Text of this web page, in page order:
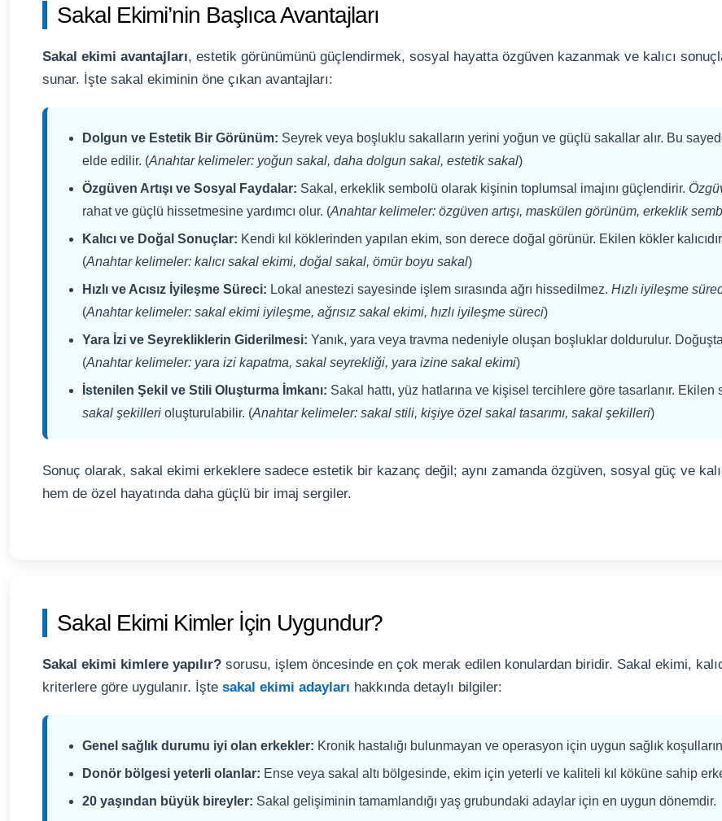
Sakal Ekimi’nin Başlıca Avantajları
Sakal ekimi avantajları, estetik görünümünü güçlendirmek, sosyal hayatta özgüven kazanmak ve kalıcı
sunar. İşte sakal ekiminin öne çıkan avantajları:
Dolgun ve Estetik Bir Görünüm: Seyrek veya boşluklu sakalların yerini yoğun ve güçlü sakallar alır. Bu
elde edilir. (Anahtar kelimeler: yoğun sakal, daha dolgun sakal, estetik sakal)
Özgüven Artışı ve Sosyal Faydalar: Sakal, erkeklik sembolü olarak kişinin toplumsal imajını güçlendirir.
rahat ve güçlü hissetmesine yardımcı olur. (Anahtar kelimeler: özgüven artışı, maskülen görünüm, erkeklik
Kalıcı ve Doğal Sonuçlar: Kendi kıl köklerinden yapılan ekim, son derece doğal görünür. Ekilen kökler
(Anahtar kelimeler: kalıcı sakal ekimi, doğal sakal, ömür boyu sakal)
Hızlı ve Acısız İyileşme Süreci: Lokal anestezi sayesinde işlem sırasında ağrı hissedilmez. Hızlı iyileşme
(Anahtar kelimeler: sakal ekimi iyileşme, ağrısız sakal ekimi, hızlı iyileşme süreci)
Yara İzi ve Seyrekliklerin Giderilmesi: Yanık, yara veya travma nedeniyle oluşan boşluklar doldurulur.
(Anahtar kelimeler: yara izi kapatma, sakal seyrekliği, yara izine sakal ekimi)
İstenilen Şekil ve Stili Oluşturma İmkanı: Sakal hattı, yüz hatlarına ve kişisel tercihlere göre tasarlanır.
sakal şekilleri oluşturulabilir. (Anahtar kelimeler: sakal stili, kişiye özel sakal tasarımı, sakal şekilleri)
Sonuç olarak, sakal ekimi erkeklere sadece estetik bir kazanç değil; aynı zamanda özgüven, sosyal güç ve
hem de özel hayatında daha güçlü bir imaj sergiler.
Sakal Ekimi Kimler İçin Uygundur?
Sakal ekimi kimlere yapılır? sorusu, işlem öncesinde en çok merak edilen konulardan biridir. Sakal ekimi,
kriterlere göre uygulanır. İşte sakal ekimi adayları hakkında detaylı bilgiler:
Genel sağlık durumu iyi olan erkekler: Kronik hastalığı bulunmayan ve operasyon için uygun sağlık
Donör bölgesi yeterli olanlar: Ense veya sakal altı bölgesinde, ekim için yeterli ve kaliteli kıl köküne sahip
20 yaşından büyük bireyler: Sakal gelişiminin tamamlandığı yaş grubundaki adaylar için en uygun dönemdir.